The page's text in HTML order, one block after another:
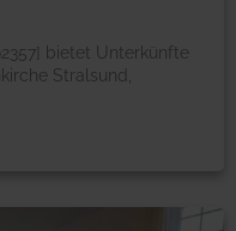
bietet Unterkünfte
Stralsund,